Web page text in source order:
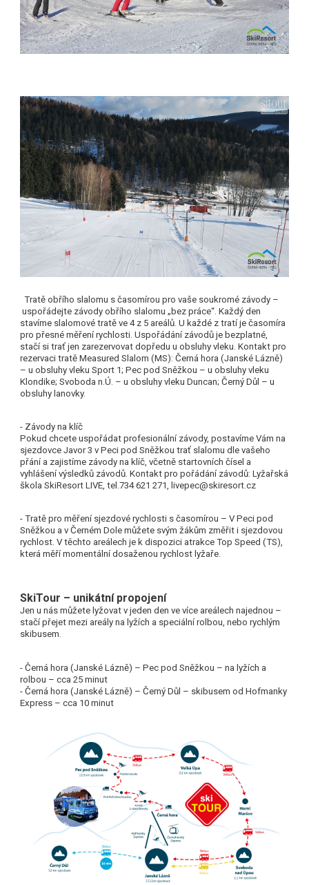
Tratě obřího slalomu s časomírou pro vaše soukromé závody –
uspořádejte závody obřího slalomu „bez práce“. Každý den
stavíme slalomové tratě ve 4 z 5 areálů. U každé z tratí je časomíra
pro přesné měření rychlosti. Uspořádání závodů je bezplatné,
stačí si trať jen zarezervovat dopředu u obsluhy vleku. Kontakt pro
rezervaci tratě Measured Slalom (MS): Černá hora (Janské Lázně)
– u obsluhy vleku Sport 1; Pec pod Sněžkou – u obsluhy vleku
Klondike; Svoboda n.Ú. – u obsluhy vleku Duncan; Černý Důl – u
obsluhy lanovky.
- Závody na klíč
Pokud chcete uspořádat profesionální závody, postavíme Vám na
sjezdovce Javor 3 v Peci pod Sněžkou trať slalomu dle vašeho
přání a zajistíme závody na klíč, včetně startovních čísel a
vyhlášení výsledků závodů. Kontakt pro pořádání závodů: Lyžařská
škola SkiResort LIVE, tel.734 621 271, livepec@skiresort.cz
- Tratě pro měření sjezdové rychlosti s časomírou – V Peci pod
Sněžkou a v Černém Dole můžete svým žákům změřit i sjezdovou
rychlost. V těchto areálech je k dispozici atrakce Top Speed (TS),
která měřímomentální dosaženou rychlost lyžaře.
SkiTour – unikátní propojení
Jen u nás můžete lyžovat v jeden den ve více areálech najednou –
stačí přejet mezi areály na lyžích a speciální rolbou, nebo rychlým
skibusem.
- Černá hora (Janské Lázně) – Pec pod Sněžkou – na lyžích a
rolbou – cca 25 minut
- Černá hora (Janské Lázně) – Černý Důl – skibusem od Hofmanky
Express – cca 10 minut